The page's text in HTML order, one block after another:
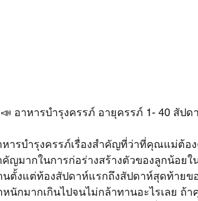
อาหารบำรุงครรภ์ อายุครรภ์ 1- 40 สัป
หารบำรุงครรภ์เรื่องสำคัญที่ว่าที่คุณแม่ต้อ
คัญมากในการก่อร่างสร้างตัวของลูกน้อย
นตั้งแต่ท้องสัปดาห์แรกถึงสัปดาห์สุดท้ายข
หนักมากเกินไปจนไม่กล้าทานอะไรเลย ถ้